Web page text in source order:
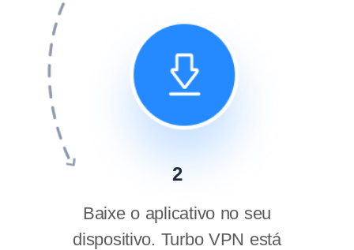
2
Baixe o aplicativo no seu
dispositivo. Turbo VPN está